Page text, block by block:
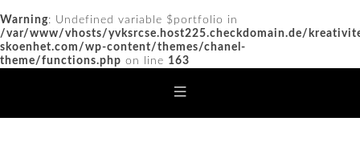
Warning: Undefined variable $portfolio in
/var/www/vhosts/yvksrcse.host225.checkdomain.de/
skoenhet.com/wp-content/themes/chanel-
theme/functions.php on line 163